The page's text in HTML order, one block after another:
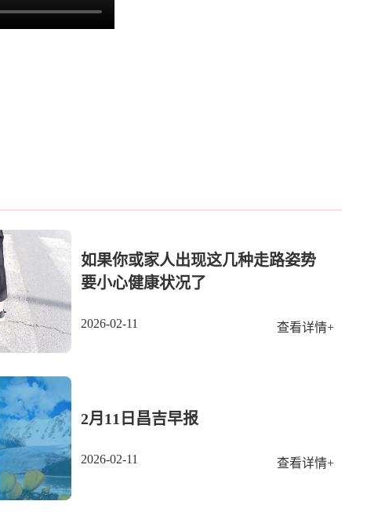
如果你或家人出现这几种走路姿势
要小心健康状况了
2026-02-11 查看详情+
2月11日昌吉早报
2026-02-11 查看详情+